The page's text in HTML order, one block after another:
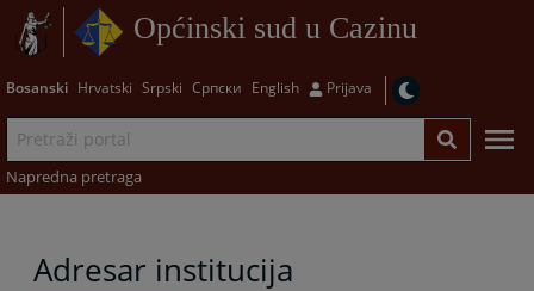
Općinski sud u Cazinu
Bosanski Hrvatski Srpski Српски English Prijava
Napredna pretraga
Adresar institucija